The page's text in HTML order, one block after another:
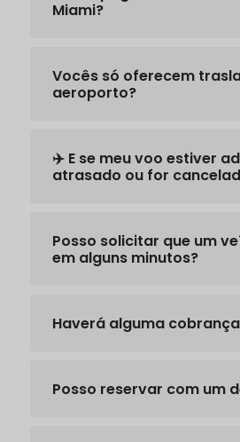
Miami?
Vocês só oferecem
aeroporto?
✈️ E se meu voo estiver
atrasado ou for
Posso solicitar que um
em alguns minutos?
Haverá alguma
Posso reservar com um